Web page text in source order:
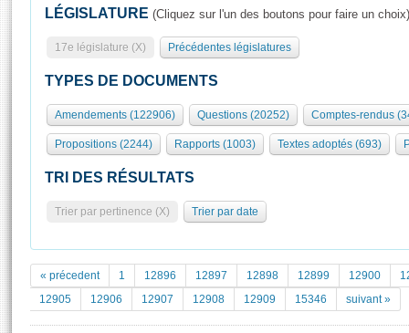
Présidence
577 députés
Groupes politiques
Séance publique
Commissions et autres organes
Europe et International
Pétitions
Documents parlementaires
Projets de loi
Rôle et pouvoirs de l'Assemblée
Organisation de l'Assemblée
Présidence Conférence des Présidents Bureau Collège des
Statistiques et chiffres clés
Documents de référence
( Constitution | Règlement de l'Assemblée ... )
Visiter l'Assemblée
Visite virtuelle du palais Bourbon
Assister à une séance
La Bibliothèque
Les archives
LÉGISLATURE (Cliquez sur l'un des boutons pour faire un choix)
17e législature (X) Précédentes législatures
TYPES DE DOCUMENTS
Amendements (122906) Questions (20252) Comptes-rendus
Propositions (2244) Rapports (1003) Textes adoptés (693)
TRI DES RÉSULTATS
Trier par pertinence (X) Trier par date
« précedent 1 12896 12897 12898 12899 12900
12905
12906 12907 12908 12909 15346 suivant »